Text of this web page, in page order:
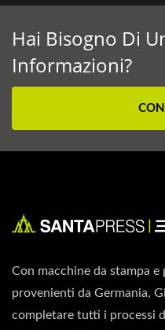
Hai Bisogno Di
Informazioni?
Con macchine da stampa
provenienti da Germania,
completare tutti i processi